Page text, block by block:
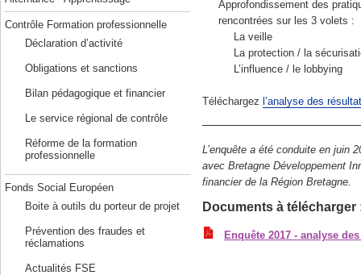
Contrôle Formation professionnelle
Déclaration d’activité
Obligations et sanctions
Bilan pédagogique et financier
Le service régional de contrôle
Réforme de la formation
professionnelle
Fonds Social Européen
Boite à outils du porteur de projet
Prévention des fraudes et
réclamations
Actualités FSE
Approfondissement des
rencontrées sur les 3 volets :
La veille
La protection / la
L’influence / le lobbying
Téléchargez l’analyse des
L’enquête a été conduite en juin
avec Bretagne Développement
financier de la Région Bretagne.
Documents à télécharger
Enquête 2017 - analyse